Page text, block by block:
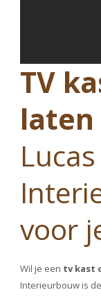
TV
laten
voor
Wil je een tv kast
Interieurbouw is